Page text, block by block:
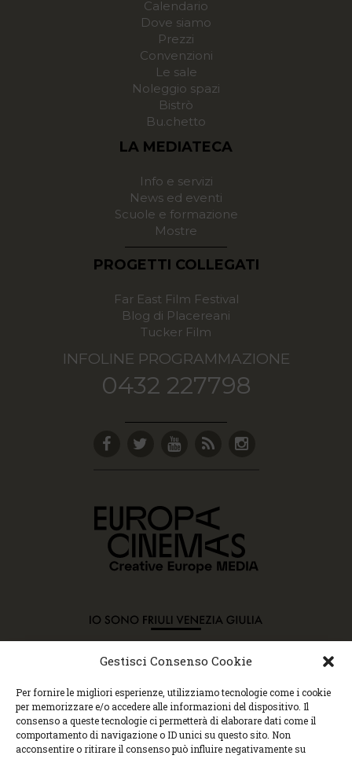
Gestisci Consenso Cookie
Per fornire le migliori esperienze, utilizziamo tecnologie come i cookie
per memorizzare e/o accedere alle informazioni del dispositivo. Il
consenso a queste tecnologie ci permetterà di elaborare dati come il
comportamento di navigazione o ID unici su questo sito. Non
acconsentire o ritirare il consenso può influire negativamente su
Calendario
Dove siamo
Prezzi
Convenzioni
Le sale
Noleggio spazi
Bistrò
Bu.chetto
LA MEDIATECA
Info e servizi
News ed eventi
Scuole e formazione
Mostre
PROGETTI COLLEGATI
Far East Film Festival
Blog di Placereani
Tucker Film
INFOLINE PROGRAMMAZIONE
0432 227798
Copyright © 2015 Cec, Tutti i diritti riservati. Nessun
contenuto può essere copiato o manipolato. Accedendo al
sito approvi la Policy sulla privacy e la Policy sui
contenuti.
Centro espressioni cinematografiche, via Villalta, 24 |
33100 Udine | tel. 0432 299545 | P.Iva 01295290306 |